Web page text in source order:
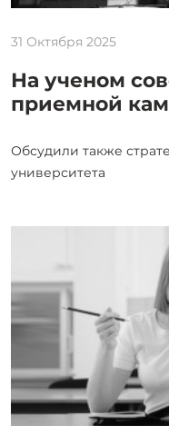
31 Октября 2025
На ученом
приемной
Обсудили также
университета